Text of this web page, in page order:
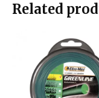
Related